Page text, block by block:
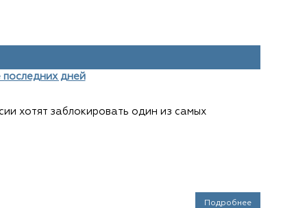
дней
хотят заблокировать один из самых
Подробнее